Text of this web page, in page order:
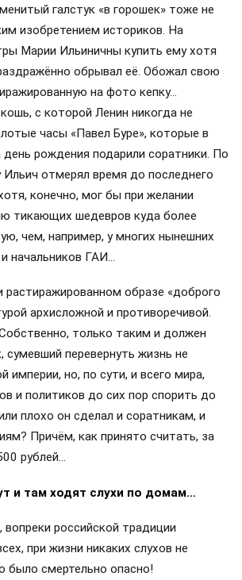
галстук «в горошек» тоже не
изобретением историков. На
Марии Ильиничны купить ему хотя
обрывал её. Обожал свою
на фото кепку…
с которой Ленин никогда не
часы «Павел Буре», которые в
рождения подарили соратники. По
Ильич отмерял время до последнего
конечно, мог бы при желании
тикающих шедевров куда более
чем, например, у многих нынешних
начальников ГАИ…
растиражированном образе «доброго
архисложной и противоречивой.
только таким и должен
перевернуть жизнь не
империи, но, по сути, и всего мира,
и политиков до сих пор спорить до
плохо он сделал и соратникам, и
Причём, как принято считать, за
рублей…
и там ходят слухи по домам…
российской традиции
при жизни никаких слухов не
было смертельно опасно!